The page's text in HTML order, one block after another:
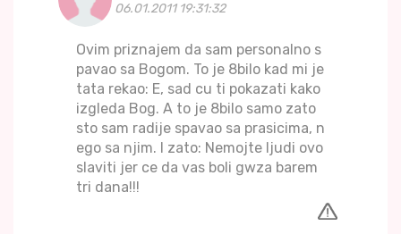
06.01.2011 19:31:32
Ovim priznajem da sam personalno s
pavao sa Bogom. To je 8bilo kad mi je
tata rekao: E, sad cu ti pokazati kako
izgleda Bog. A to je 8bilo samo zato
sto sam radije spavao sa prasicima, n
ego sa njim. I zato: Nemojte ljudi ovo
slaviti jer ce da vas boli gwza barem
tri dana!!!